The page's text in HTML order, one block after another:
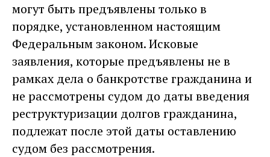
могут быть предъявлены только в
порядке, установленном настоящим
Федеральным законом. Исковые
заявления, которые предъявлены не в
рамках дела о банкротстве гражданина и
не рассмотрены судом до даты введения
реструктуризации долгов гражданина,
подлежат после этой даты оставлению
судом без рассмотрения.